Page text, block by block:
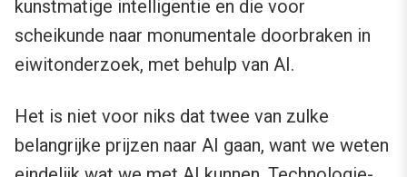
kunstmatige intelligentie en die voor
scheikunde naar monumentale doorbraken in
eiwitonderzoek, met behulp van AI.
Het is niet voor niks dat twee van zulke
belangrijke prijzen naar AI gaan, want we weten